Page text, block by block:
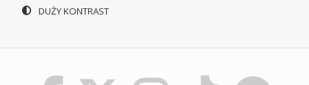
DUŻY KONTRAST